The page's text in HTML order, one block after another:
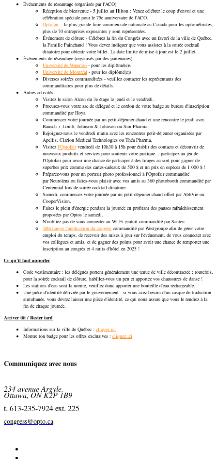
Événements de réseautage (organisés par l'ACO)
Réception de bienvenue - 5 juillet au Hilton : Venez célébrer le coup d'envoi et une
célébration spéciale pour le 75e anniversaire de l'ACO.
Optofair– la plus grande foire commerciale nationale au Canada pour les optométristes,
plus de 70 entreprises exposantes y sont représentées.
Événement de clôture - Célébrez la fin du Congrès avec un favori de la ville de Québec,
la Famille Painchaud ! Vous devez indiquer que vous assistez à la soirée cocktail
dinatoire pour obtenir votre billet. La date limite de mise à jour est le 2 juillet.
Événements de réseautage (organisés par des partenaires)
Université de Waterloo - pour les diplômé(e)s
Université de Montréal - pour les diplômé(e)s
Diverses soirées commanditées - veuillez contacter les représentants des
commanditaires pour plus de détails.
Autres activités
Visitez le salon Alcon du 3e étage le jeudi et le vendredi.
Procurez-vous votre sac de délégué et le cordon de votre badge au bureau d'inscription
commandité par Hoya.
Commencez votre journée par un petit-déjeuner chaud et une rencontre le jeudi avec
Bausch + Lomb, Johnson & Johnson ou Sun Pharma.
Rejoignez-nous le vendredi matin avec les rencontres petit-déjeuner organisées par
Apellis, Clarion Medical Technologies ou Théa Pharma.
Visitez l'Optofairvendredi de 10h30 à 15h pour établir des contacts et découvrir de
nouveaux produits et services pour soutenir votre pratique... participez au jeu de
l'Optofair pour avoir une chance de participer à des tirages au sort pour gagner de
superbes prix comme des cartes-cadeaux de 500 $ et un prix en espèces de 1 000 $ !
Préparez-vous pour un portrait photo professionnel à l'Optofair commandité
par Neurolens ou faites-vous plaisir avec vos amis au 360 photobooth commandité par
Centennial lors de soirée cocktail dinatoire.
Samedi, commencez votre journée par un petit-déjeuner chaud offert par AbbVie ou
CooperVision.
Faites le plein d'énergie pendant la journée en profitant des pauses rafraîchissement
proposées par Optos le samedi.
N'oubliez pas de vous connecter au Wi-Fi gratuit commandité par Santen.
Télécharger l'application du congrès commandité par Westgroupe afin de gérer votre
emploi du temps, de recevoir des mises à jour sur l'événement, de vous connecter avec
vos collègues et amis, et de gagner des points pour avoir une chance de remporter une
inscription au congrès et 4 nuits d'hôtel en 2025 !
Ce qu'il faut apporter
Code vestimentaire : les délégués portent généralement une tenue de ville décontractée ; toutefois,
pour la soirée cocktail de clôture, habillez-vous un peu et apportez vos chaussures de danse !
Les stations d'eau sont la norme, veuillez donc apporter une bouteille d'eau rechargeable.
Une pièce d'identité délivrée par le gouvernement - si vous avez besoin d'un casque de traduction
simultanée, vous devrez laisser une pièce d'identité, ce qui nous assure que vous le rendrez à la
fin de chaque journée.
Arriver tôt / Rester tard
Informations sur la ville de Québec : cliquez ici
Montre ton badge pour les offres exclusives : cliquez ici
Communiquez avec nous
234 avenue Argyle.
Ottawa, ON K2P 1B9
t. 613-235-7924 ext. 225
congress@opto.ca